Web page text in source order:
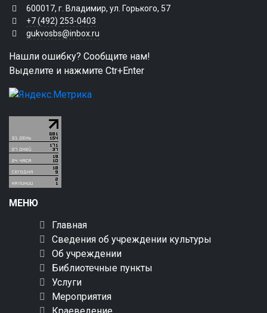
600017, г. Владимир, ул. Горького, 57
+7 (492) 253-0403
gukvosbs@inbox.ru
Нашли ошибку? Сообщите нам!
Выделите и нажмите Ctr+Enter
МЕНЮ
Главная
Сведения об учреждении культуры
Об учреждении
Библиотечные пункты
Услуги
Мероприятия